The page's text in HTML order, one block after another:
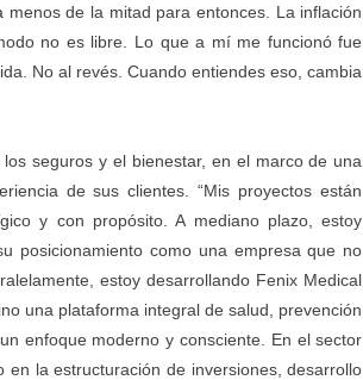
de la mitad para entonces. La inflación
no es libre. Lo que a mí me funcionó fue
No al revés. Cuando entiendes eso, cambia
seguros y el bienestar, en el marco de una
de sus clientes. “Mis proyectos están
y con propósito. A mediano plazo, estoy
posicionamiento como una empresa que no
estoy desarrollando Fenix Medical
una plataforma integral de salud, prevención
enfoque moderno y consciente. En el sector
la estructuración de inversiones, desarrollo